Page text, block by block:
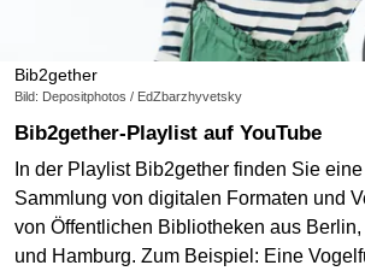
Bib2gether
Bild: Depositphotos / EdZbarzhyvetsky
Bib2gether-Playlist auf YouTube
In der Playlist Bib2gether finden Sie
Sammlung von digitalen Formaten und
von Öffentlichen Bibliotheken aus
und Hamburg. Zum Beispiel: Eine